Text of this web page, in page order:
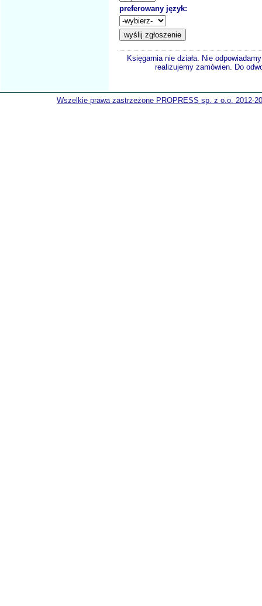
preferowany język:
Księgarnia nie działa. Nie
realizujemy zamówien. Do
Wszelkie prawa zastrzeżone PROPRESS sp. z o.o. 2012-